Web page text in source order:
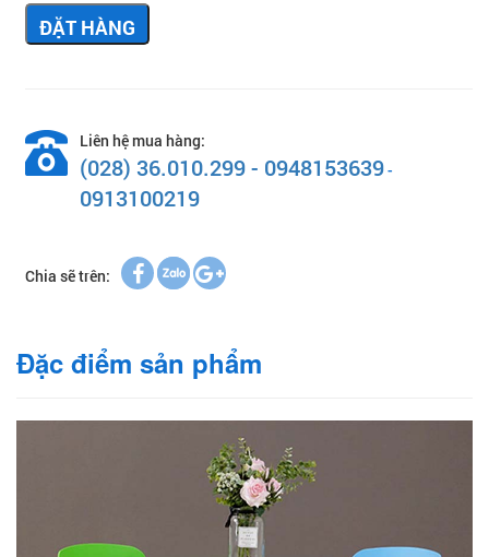
ĐẶT HÀNG
Liên hệ mua hàng:
(028) 36.010.299 - 0948153639-
0913100219
Chia sẽ trên:
Đặc điểm sản phẩm